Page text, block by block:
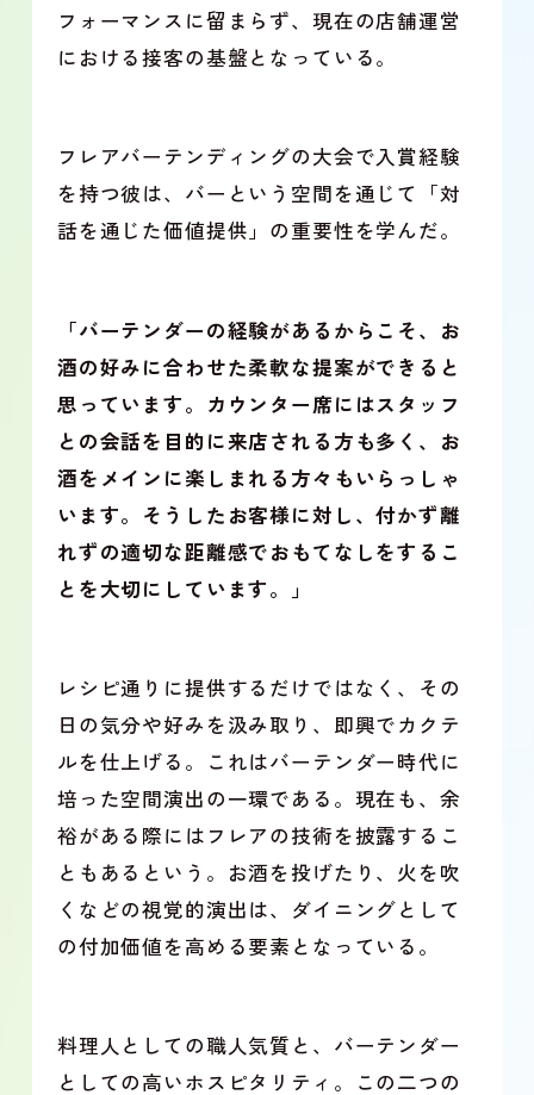
フォーマンスに留まらず、現在の店舗運営
における接客の基盤となっている。
フレアバーテンディングの大会で入賞経験
を持つ彼は、バーという空間を通じて「対
話を通じた価値提供」の重要性を学んだ。
「バーテンダーの経験があるからこそ、お
酒の好みに合わせた柔軟な提案ができると
思っています。カウンター席にはスタッフ
との会話を目的に来店される方も多く、お
酒をメインに楽しまれる方々もいらっしゃ
います。そうしたお客様に対し、付かず離
れずの適切な距離感でおもてなしをするこ
とを大切にしています。」
レシピ通りに提供するだけではなく、その
日の気分や好みを汲み取り、即興でカクテ
ルを仕上げる。これはバーテンダー時代に
培った空間演出の一環である。現在も、余
裕がある際にはフレアの技術を披露するこ
ともあるという。お酒を投げたり、火を吹
くなどの視覚的演出は、ダイニングとして
の付加価値を高める要素となっている。
料理人としての職人気質と、バーテンダー
としての高いホスピタリティ。この二つの